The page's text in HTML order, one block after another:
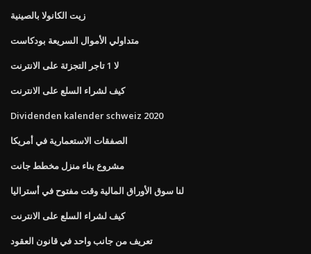
زيت الكانولا بالصينية
متداولي الأموال السريعة بودكاست
لا 1 تاجر التجزئة على الانترنت
كيف لشراء السلع على الانترنت
Dividenden kalender schweiz 2020
الصفقات الاستعمارية في أمريكا
مشروع بناء منزل مخطط جانت
لنا سوق الأوراق المالية وقت مفتوح في أستراليا
كيف لشراء السلع على الانترنت
تعريف من جانب واحد في قانون العقود